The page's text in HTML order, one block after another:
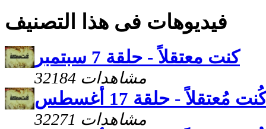
فيديوهات فى هذا التصنيف
كنت معتقلاً - حلقة 7 سبتمبر
32184 مشاهدات
مُعتقلاً - حلقة 17 أغسطس
32271 مشاهدات